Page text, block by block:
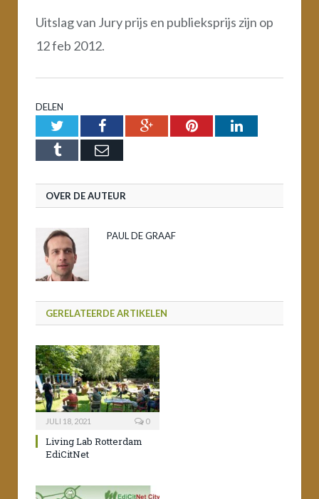
Uitslag van Jury prijs en publieksprijs zijn op
12 feb 2012.
DELEN
TwitterFacebookGoogle+PinterestLinkedIn
Tumblr Email
OVER DE AUTEUR
PAUL DE GRAAF
GERELATEERDE ARTIKELEN
JULI 18, 2021 0
Living Lab Rotterdam
EdiCitNet